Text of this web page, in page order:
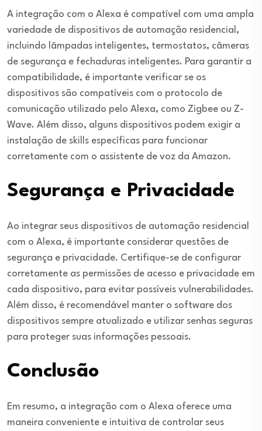
A integração com o Alexa é compatível com uma ampla
variedade de dispositivos de automação residencial,
incluindo lâmpadas inteligentes, termostatos, câmeras
de segurança e fechaduras inteligentes. Para garantir a
compatibilidade, é importante verificar se os
dispositivos são compatíveis com o protocolo de
comunicação utilizado pelo Alexa, como Zigbee ou Z-
Wave. Além disso, alguns dispositivos podem exigir a
instalação de skills específicas para funcionar
corretamente com o assistente de voz da Amazon.
Segurança e Privacidade
Ao integrar seus dispositivos de automação residencial
com o Alexa, é importante considerar questões de
segurança e privacidade. Certifique-se de configurar
corretamente as permissões de acesso e privacidade em
cada dispositivo, para evitar possíveis vulnerabilidades.
Além disso, é recomendável manter o software dos
dispositivos sempre atualizado e utilizar senhas seguras
para proteger suas informações pessoais.
Conclusão
Em resumo, a integração com o Alexa oferece uma
maneira conveniente e intuitiva de controlar seus